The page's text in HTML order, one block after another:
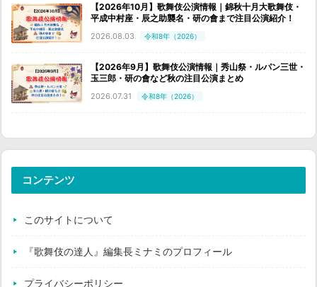
【2026年10月】歌舞伎公演情報｜錦秋十月大歌舞伎・
平成中村座・辰之助襲名・研の會まで注目公演紹介！
2026.08.03 令和8年（2026）
【2026年9月】歌舞伎公演情報｜秀山祭・ルパン三世・
玉三郎・研の會など秋の注目公演まとめ
2026.07.31 令和8年（2026）
コンテンツ
このサイトについて
『歌舞伎の達人』編集長ミナミのプロフィール
プライバシーポリシー